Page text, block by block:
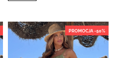
PROMOCJA -50%